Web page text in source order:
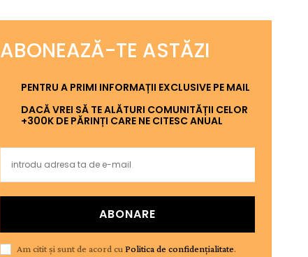
ABONEAZĂ-TE ASTĂZI
PENTRU A PRIMI INFORMAȚII EXCLUSIVE PE MAIL
DACĂ VREI SĂ TE ALĂTURI COMUNITĂȚII CELOR
+300K DE PĂRINȚI CARE NE CITESC ANUAL
ABONARE
Am citit și sunt de acord cuPolitica de confidențialitate.